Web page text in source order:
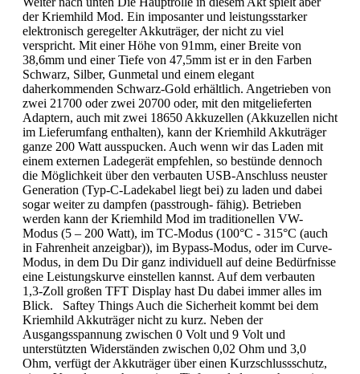
der Kriemhild Mod. Ein imposanter und leistungsstarker
elektronisch geregelter Akkuträger, der nicht zu viel
verspricht. Mit einer Höhe von 91mm, einer Breite von
38,6mm und einer Tiefe von 47,5mm ist er in den Farben
Schwarz, Silber, Gunmetal und einem elegant
daherkommenden Schwarz-Gold erhältlich. Angetrieben von
zwei 21700 oder zwei 20700 oder, mit den mitgelieferten
Adaptern, auch mit zwei 18650 Akkuzellen (Akkuzellen nicht
im Lieferumfang enthalten), kann der Kriemhild Akkuträger
ganze 200 Watt ausspucken. Auch wenn wir das Laden mit
einem externen Ladegerät empfehlen, so bestünde dennoch
die Möglichkeit über den verbauten USB-Anschluss neuster
Generation (Typ-C-Ladekabel liegt bei) zu laden und dabei
sogar weiter zu dampfen (passtrough- fähig). Betrieben
werden kann der Kriemhild Mod im traditionellen VW-
Modus (5 – 200 Watt), im TC-Modus (100°C - 315°C (auch
in Fahrenheit anzeigbar)), im Bypass-Modus, oder im Curve-
Modus, in dem Du Dir ganz individuell auf deine Bedürfnisse
eine Leistungskurve einstellen kannst. Auf dem verbauten
1,3-Zoll großen TFT Display hast Du dabei immer alles im
Blick. Saftey Things Auch die Sicherheit kommt bei dem
Kriemhild Akkuträger nicht zu kurz. Neben der
Ausgangsspannung zwischen 0 Volt und 9 Volt und
unterstützten Widerständen zwischen 0,02 Ohm und 3,0
Ohm, verfügt der Akkuträger über einen Kurzschlussschutz,